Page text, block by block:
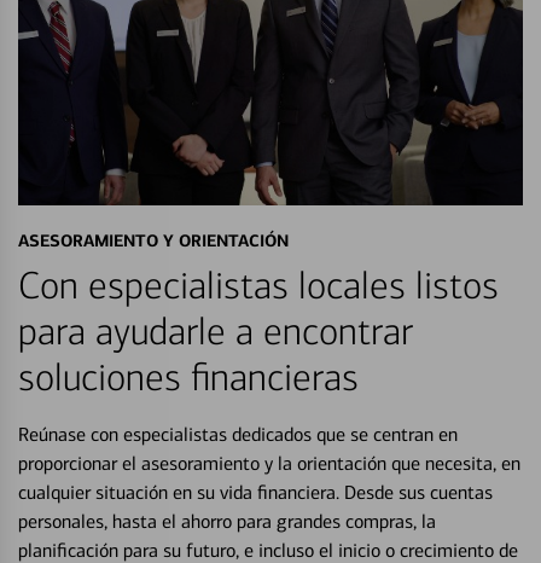
ASESORAMIENTO Y ORIENTACIÓN
Con especialistas locales listos
para ayudarle a encontrar
soluciones financieras
Reúnase con especialistas dedicados que se centran en
proporcionar el asesoramiento y la orientación que necesita, en
cualquier situación en su vida financiera. Desde sus cuentas
personales, hasta el ahorro para grandes compras, la
planificación para su futuro, e incluso el inicio o crecimiento de